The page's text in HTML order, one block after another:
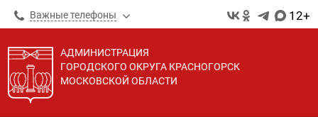
Важные телефоны 12+
АДМИНИСТРАЦИЯ
ГОРОДСКОГО ОКРУГА КРАСНОГОРСК
МОСКОВСКОЙ ОБЛАСТИ